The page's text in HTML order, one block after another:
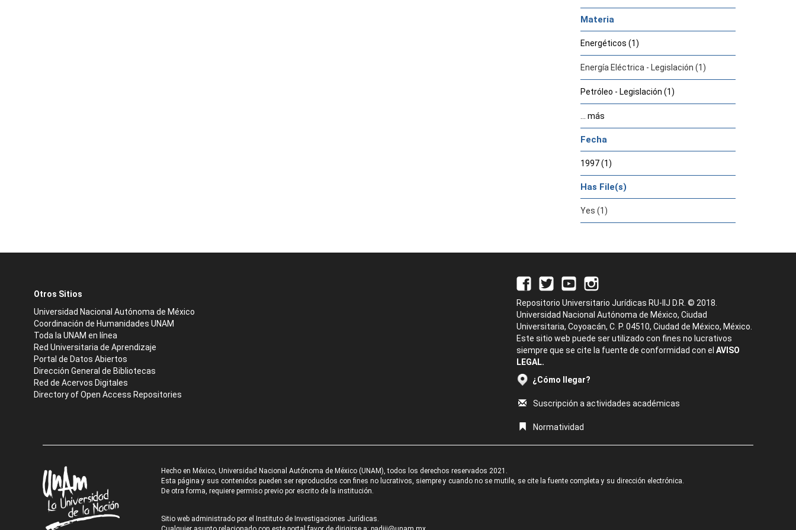
Materia
Energéticos (1)
Energía Eléctrica - Legislación (1)
Petróleo - Legislación (1)
... más
Fecha
1997 (1)
Has File(s)
Yes (1)
Otros Sitios
Universidad Nacional Autónoma de México
Coordinación de Humanidades UNAM
Toda la UNAM en línea
Red Universitaria de Aprendizaje
Portal de Datos Abiertos
Dirección General de Bibliotecas
Red de Acervos Digitales
Directory of Open Access Repositories
Repositorio Universitario Jurídicas RU-IIJ D.R. © 2018.
Universidad Nacional Autónoma de México, Ciudad
Universitaria, Coyoacán, C. P. 04510, Ciudad de México, México.
Este sitio web puede ser utilizado con fines no lucrativos
siempre que se cite la fuente de conformidad con el AVISO
LEGAL.
¿Cómo llegar?
Suscripción a actividades académicas
Normatividad
Hecho en México, Universidad Nacional Autónoma de México (UNAM), todos los derechos reservados 2021.
Esta página y sus contenidos pueden ser reproducidos con fines no lucrativos, siempre y cuando no se mutile, se cite la fuente completa y su dirección electrónica.
De otra forma, requiere permiso previo por escrito de la institución.
Sitio web administrado por el Instituto de Investigaciones Jurídicas.